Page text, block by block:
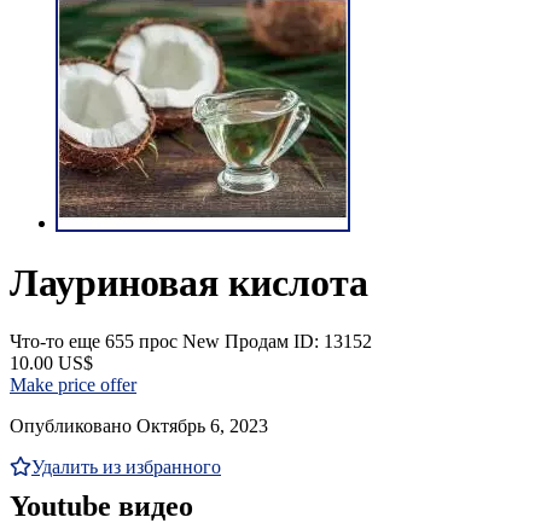
Лауриновая кислота
Что-то еще 655 прос New Продам ID: 13152
10.00 US$
Make price offer
Опубликовано Октябрь 6, 2023
Удалить из избранного
Youtube видео